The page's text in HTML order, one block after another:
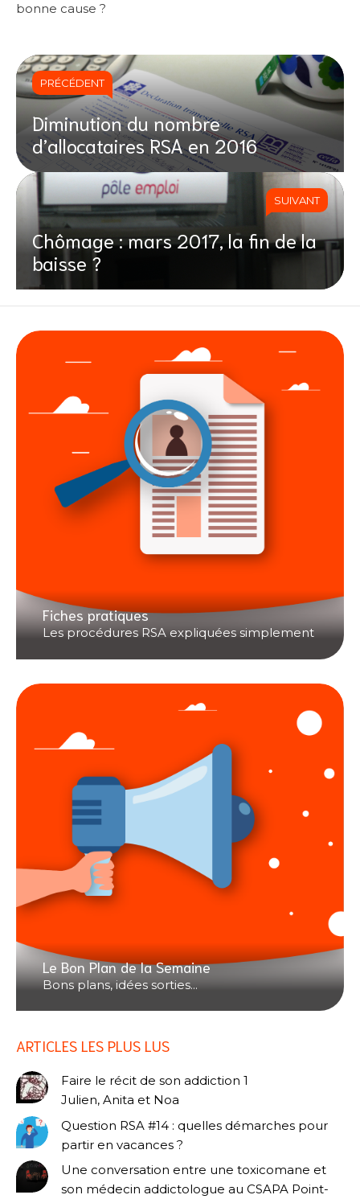
bonne cause ?
PRÉCÉDENT
Diminution du nombre
d’allocataires RSA en 2016
SUIVANT
Chômage : mars 2017, la fin de la
baisse ?
Fiches pratiques
Les procédures RSA expliquées simplement
Le Bon Plan de la Semaine
Bons plans, idées sorties...
ARTICLES LES PLUS LUS
Faire le récit de son addiction 1
Julien, Anita et Noa
Question RSA #14 : quelles démarches pour
partir en vacances ?
Une conversation entre une toxicomane et
son médecin addictologue au CSAPA Point-